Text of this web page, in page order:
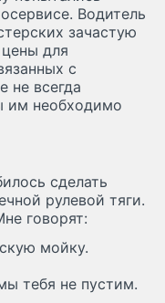
Водитель
зачастую
для
с
не всегда
им необходимо
сделать
рулевой тяги.
говорят:
мойку.
тебя не пустим.